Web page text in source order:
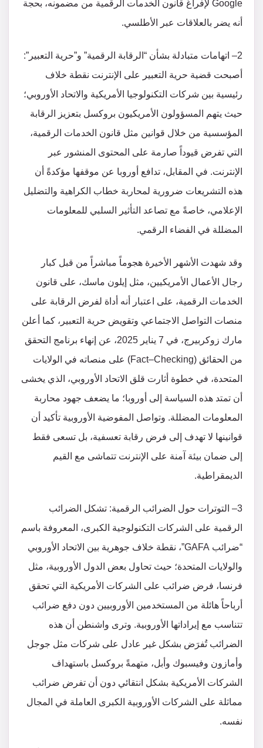
Google لإفراغ قانون الخدمات الرقمية من مضمونه، بحجة
أنه يضر بالعلاقات عبر الأطلسي.
2– اتهامات متبادلة بشأن “الرقابة الرقمية” و”حرية التعبير”:
أصبحت قضية حرية التعبير على الإنترنت نقطة خلاف
رئيسية بين شركات التكنولوجيا الأمريكية والاتحاد الأوروبي؛
حيث يتهم المسؤولون الأمريكيون بروكسل بتعزيز الرقابة
المؤسسية من خلال قوانين مثل قانون الخدمات الرقمية،
التي تفرض قيوداً صارمة على المحتوى المنشور عبر
الإنترنت. في المقابل، تدافع أوروبا عن موقفها مؤكدةً أن
هذه التشريعات ضرورية لمحاربة خطاب الكراهية والتضليل
الإعلامي، خاصةً مع تصاعد التأثير السلبي للمعلومات
المضللة في الفضاء الرقمي.
وقد شهدت الأشهر الأخيرة هجوماً مباشراً من قبل كبار
رجال الأعمال الأمريكيين، مثل إيلون ماسك، على قانون
الخدمات الرقمية، على اعتبار أنه أداة لفرض الرقابة على
منصات التواصل الاجتماعي وتقويض حرية التعبير، كما أعلن
مارك زوكربيرج، في 7 يناير 2025، عن إنهاء برنامج التحقق
من الحقائق (Fact–Checking) على منصاته في الولايات
المتحدة، في خطوة أثارت قلق الاتحاد الأوروبي، الذي يخشى
أن تمتد هذه السياسة إلى أوروبا؛ ما يضعف جهود محاربة
المعلومات المضللة. وتواصل المفوضية الأوروبية تأكيد أن
قوانينها لا تهدف إلى فرض رقابة تعسفية، بل تسعى فقط
إلى ضمان بيئة آمنة على الإنترنت تتماشى مع القيم
الديمقراطية.
3– التوترات حول الضرائب الرقمية: تشكل الضرائب
الرقمية على الشركات التكنولوجية الكبرى، المعروفة باسم
“ضرائب GAFA”، نقطة خلاف جوهرية بين الاتحاد الأوروبي
والولايات المتحدة؛ حيث تحاول بعض الدول الأوروبية، مثل
فرنسا، فرض ضرائب على الشركات الأمريكية التي تحقق
أرباحاً هائلة من المستخدمين الأوروبيين دون دفع ضرائب
تتناسب مع إيراداتها الأوروبية. وترى واشنطن أن هذه
الضرائب تُفرَض بشكل غير عادل على شركات مثل جوجل
وأمازون وفيسبوك وأبل، متهمةً بروكسل باستهداف
الشركات الأمريكية بشكل انتقائي دون أن تفرض ضرائب
مماثلة على الشركات الأوروبية الكبرى العاملة في المجال
نفسه.